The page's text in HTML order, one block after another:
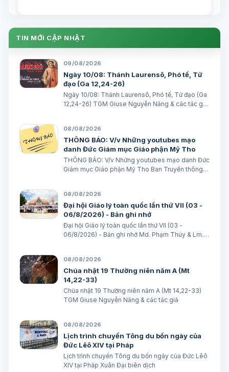
ngươi bằng mối tình muôn thuở…
TIN MỚI CẬP NHẬT
09/08/2026
Ngày 10/08: Thánh Laurensô, Phó tế, Tử
đạo (Ga 12,24-26)
Ngày 10/08: Thánh Laurensô, Phó tế, Tử đạo (Ga
12,24-26) TGM Giuse Nguyễn Năng & các tác giả
dâng hiến, thì được Thiên C…
08/08/2026
THÔNG BÁO: V/v Những youtubes mạo
danh Đức Giám mục Giáo phận Mỹ Tho
THÔNG BÁO: V/v Những youtubes mạo danh Đức
Giám mục Giáo phận Mỹ Tho Ban Truyền thông
Những youtubes mạo danh Đức Giám mục Giáo
phận Mỹ Tho Những…
08/08/2026
Đại hội Giáo lý toàn quốc lần thứ VII (03 -
06/8/2026) - Bản ghi nhớ
Đại hội Giáo lý toàn quốc lần thứ VII (03 -
06/8/2026) - Bản ghi nhớ Md. Phạm Thúy & Lm.
08/08/2026
Chúa nhật 19 Thường niên năm A (Mt
14,22-33)
Chúa nhật 19 Thường niên năm A (Mt 14,22-33)
TGM Giuse Nguyễn Năng & các tác giả
08/08/2026
Lịch trình chuyến Tông du bốn ngày của
Đức Lêô XIV tại Pháp
Lịch trình chuyến Tông du bốn ngày của Đức Lêô
XIV tại Pháp Xuân Đại biên dịch